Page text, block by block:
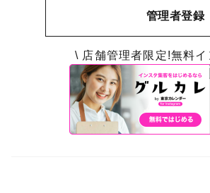
管理者登録
\ 店舗管理者限定!無料